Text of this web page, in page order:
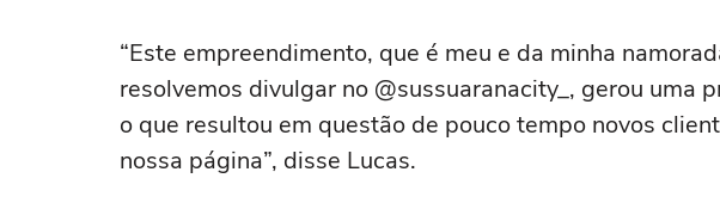
“Este empreendimento, que é meu e da minha
resolvemos divulgar no @sussuaranacity_, gerou uma
o que resultou em questão de pouco tempo novos
nossa página”, disse Lucas.